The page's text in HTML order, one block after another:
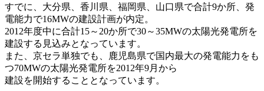
すでに、大分県、香川県、福岡県、山口県で合計9か所、発
電能力で16MWの建設計画が内定。
2012年度中に合計15～20か所で30～35MWの太陽光発電所を
建設する見込みとなっています。
また、京セラ単独でも、鹿児島県で国内最大の発電能力をも
つ70MWの太陽光発電所を2012年9月から
建設を開始することとなっています。